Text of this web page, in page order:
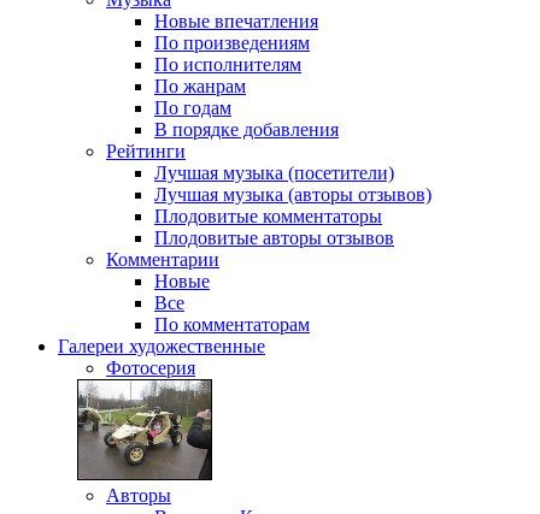
Новые впечатления
По произведениям
По исполнителям
По жанрам
По годам
В порядке добавления
Рейтинги
Лучшая музыка (посетители)
Лучшая музыка (авторы отзывов)
Плодовитые комментаторы
Плодовитые авторы отзывов
Комментарии
Новые
Все
По комментаторам
Галереи художественные
Фотосерия
Авторы